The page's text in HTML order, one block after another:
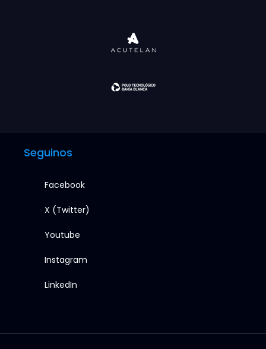
Seguinos
Facebook
X (Twitter)
Youtube
Instagram
LinkedIn